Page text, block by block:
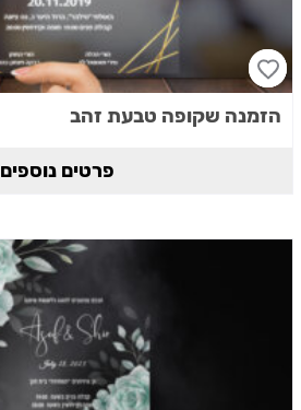
הזמנה שקופה טבעת זהב
פרטים נוספים